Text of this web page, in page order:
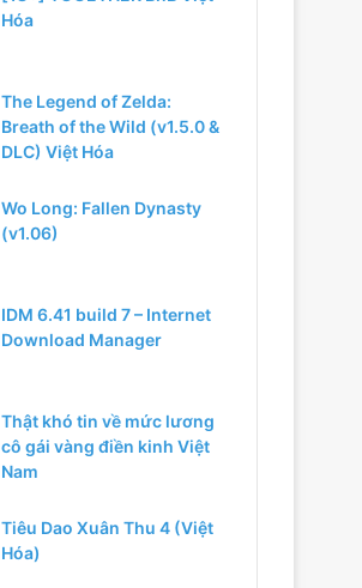
Hóa
The Legend of Zelda:
Breath of the Wild (v1.5.0 &
DLC) Việt Hóa
Wo Long: Fallen Dynasty
(v1.06)
IDM 6.41 build 7 – Internet
Download Manager
Thật khó tin về mức lương
cô gái vàng điền kinh Việt
Nam
Tiêu Dao Xuân Thu 4 (Việt
Hóa)